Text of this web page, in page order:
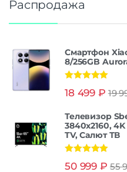
Распродажа
Смартфон
8/256GB
из 5
18 499 ₽ 19
Телевизор
3840x2160,
TV, Салют ТВ
из 5
50 999 ₽ 55